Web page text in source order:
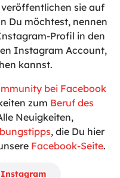
sie auf
Du möchtest, nennen
Profil in den
Instagram Account,
kannst.
bei Facebook
zum Beruf des
Neuigkeiten,
, die Du hier
Facebook-Seite.
Instagram